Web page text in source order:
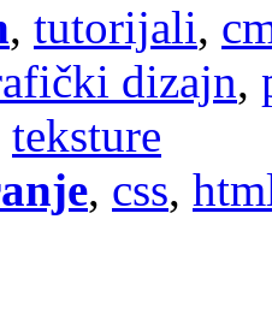
, tutorijali,
dizajn,
teksture
, css,